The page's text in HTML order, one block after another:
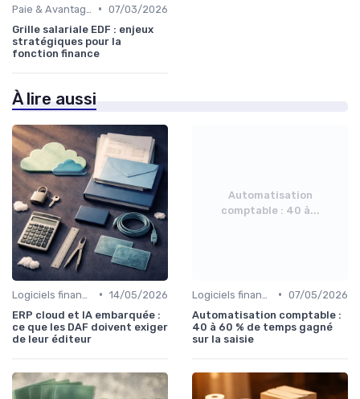
• 07/03/2026
Grille salariale EDF : enjeux
stratégiques pour la
fonction finance
À lire aussi
• 14/05/2026
ERP cloud et IA embarquée :
ce que les DAF doivent exiger
de leur éditeur
Automatisation
comptable : 40 à...
• 07/05/2026
Automatisation comptable :
40 à 60 % de temps gagné
sur la saisie